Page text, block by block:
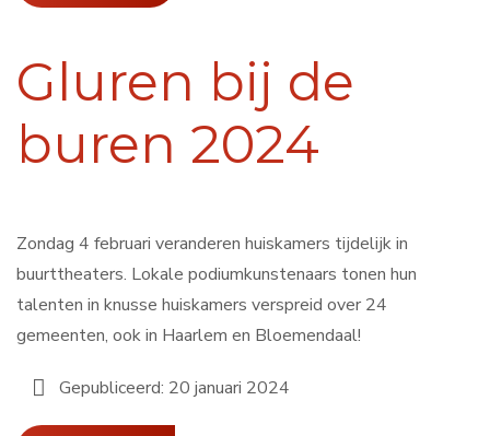
Gluren bij de
buren 2024
Zondag 4 februari veranderen huiskamers tijdelijk in
buurttheaters. Lokale podiumkunstenaars tonen hun
talenten in knusse huiskamers verspreid over 24
gemeenten, ook in Haarlem en Bloemendaal!
Gepubliceerd: 20 januari 2024